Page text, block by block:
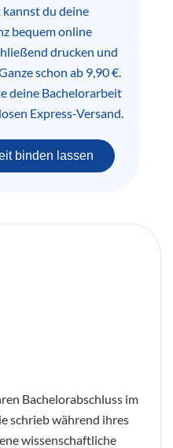
du deine
bequem online
drucken und
schon ab 9,90 €.
deine Bachelorarbeit
Express-Versand.
binden lassen
Bachelorabschluss im
schrieb während ihres
wissenschaftliche